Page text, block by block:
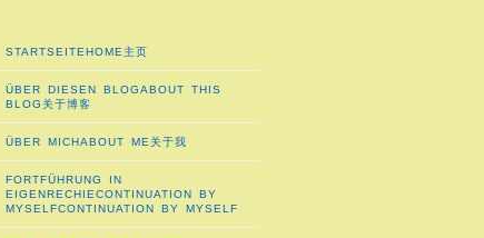
STARTSEITEHOME 主页
ÜBER DIESEN BLOGABOUT THIS
BLOG 关于博客
ÜBER MICHABOUT ME 关于我
FORTFÜHRUNG IN
EIGENRECHIECONTINUATION BY
MYSELFCONTINUATION BY MYSELF